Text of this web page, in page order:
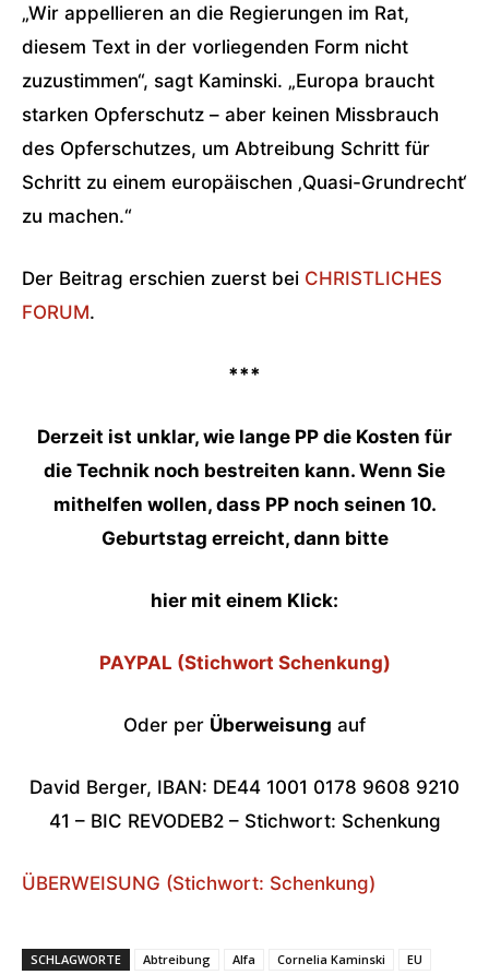
„Wir appellieren an die Regierungen im Rat,
diesem Text in der vorliegenden Form nicht
zuzustimmen“, sagt Kaminski. „Europa braucht
starken Opferschutz – aber keinen Missbrauch
des Opferschutzes, um Abtreibung Schritt für
Schritt zu einem europäischen ‚Quasi-Grundrecht‘
zu machen.“
Der Beitrag erschien zuerst bei CHRISTLICHES
FORUM.
***
Derzeit ist unklar, wie lange PP die Kosten für
die Technik noch bestreiten kann. Wenn Sie
mithelfen wollen, dass PP noch seinen 10.
Geburtstag erreicht, dann bitte
hier mit einem Klick:
PAYPAL (Stichwort Schenkung)
Oder per Überweisung auf
David Berger, IBAN: DE44 1001 0178 9608 9210
41 – BIC REVODEB2 – Stichwort: Schenkung
ÜBERWEISUNG (Stichwort: Schenkung)
SCHLAGWORTE Abtreibung Alfa Cornelia Kaminski
EU